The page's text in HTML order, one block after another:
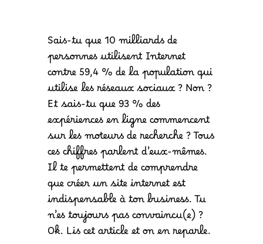
Sais-tu que 10 milliards de
personnes utilisent Internet
contre 59,4 % de la population qui
utilise les réseaux sociaux ? Non ?
Et sais-tu que 93 % des
expériences en ligne commencent
sur les moteurs de recherche ? Tous
ces chiffres parlent d’eux-mêmes.
Il te permettent de comprendre
que créer un site internet est
indispensable à ton business. Tu
n’es toujours pas convaincu(e) ?
Ok. Lis cet article et on en reparle.